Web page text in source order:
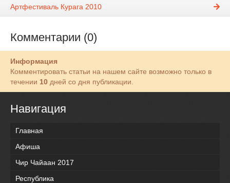
Артфестиваль Курага 2010
Комментарии (0)
Информация
Комментировать статьи на нашем сайте возможно только в
течении 10 дней со дня публикации.
Навигация
Главная
Афиша
Чир Чайаан 2017
Республика